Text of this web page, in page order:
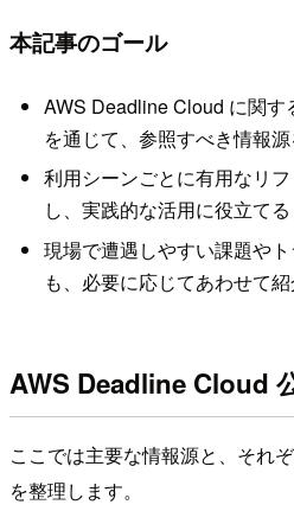
本記事のゴール
AWS Deadline Cloud に関
を通じて、参照すべき情報
利用シーンごとに有用なリ
し、実践的な活用に役立てる
現場で遭遇しやすい課題や
も、必要に応じてあわせて
AWS Deadline Cloud
ここでは主要な情報源と、それ
を整理します。